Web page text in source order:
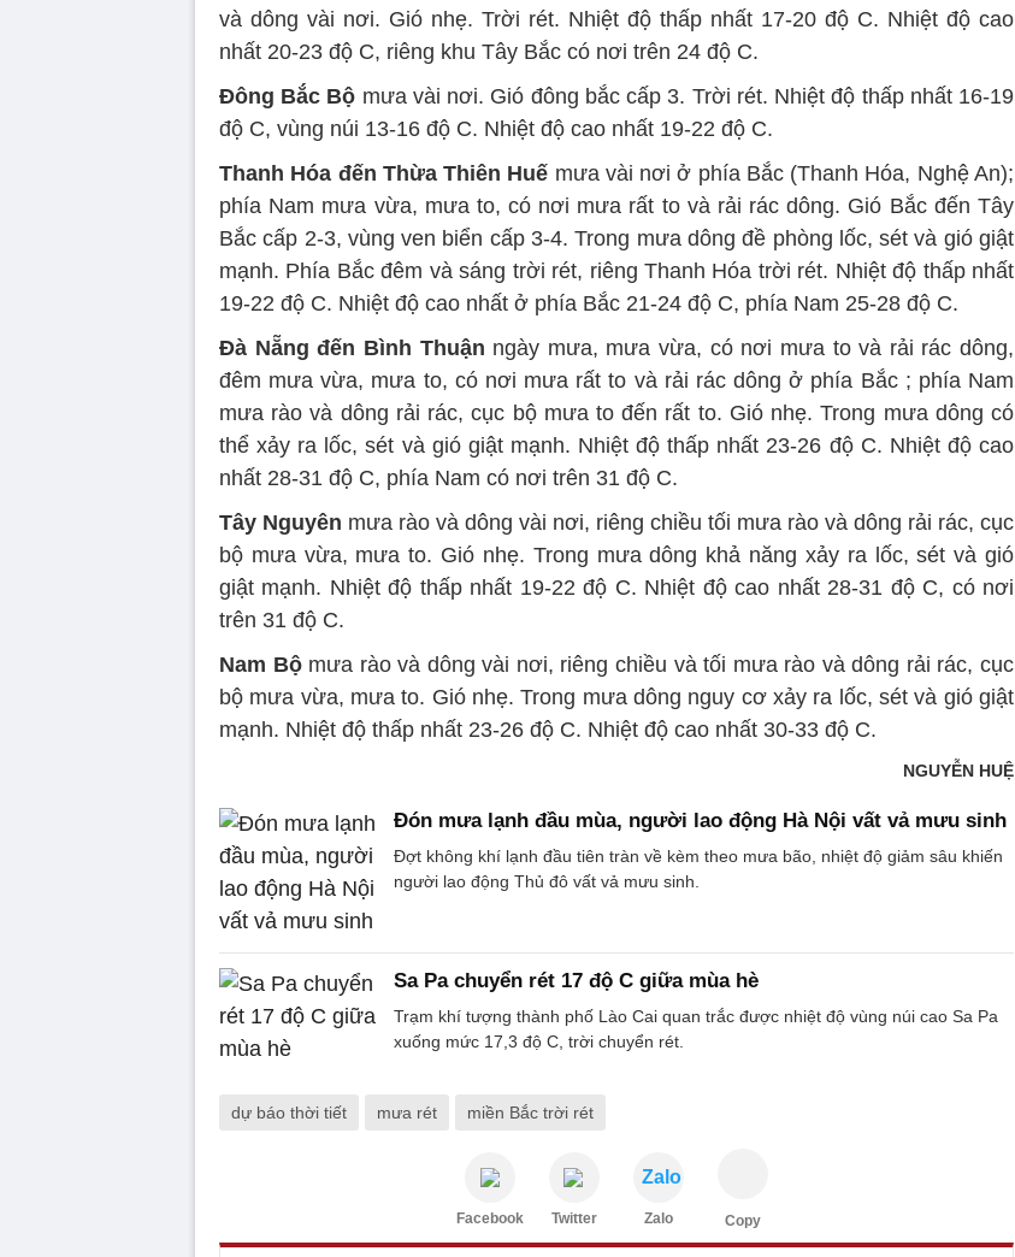
và dông vài nơi. Gió nhẹ. Trời rét. Nhiệt độ thấp nhất 17-20 độ C. Nhiệt độ cao
nhất 20-23 độ C, riêng khu Tây Bắc có nơi trên 24 độ C.
Đông Bắc Bộ mưa vài nơi. Gió đông bắc cấp 3. Trời rét. Nhiệt độ thấp nhất 16-19
độ C, vùng núi 13-16 độ C. Nhiệt độ cao nhất 19-22 độ C.
Thanh Hóa đến Thừa Thiên Huế mưa vài nơi ở phía Bắc (Thanh Hóa, Nghệ An);
phía Nam mưa vừa, mưa to, có nơi mưa rất to và rải rác dông. Gió Bắc đến Tây
Bắc cấp 2-3, vùng ven biển cấp 3-4. Trong mưa dông đề phòng lốc, sét và gió giật
mạnh. Phía Bắc đêm và sáng trời rét, riêng Thanh Hóa trời rét. Nhiệt độ thấp nhất
19-22 độ C. Nhiệt độ cao nhất ở phía Bắc 21-24 độ C, phía Nam 25-28 độ C.
Đà Nẵng đến Bình Thuận ngày mưa, mưa vừa, có nơi mưa to và rải rác dông,
đêm mưa vừa, mưa to, có nơi mưa rất to và rải rác dông ở phía Bắc ; phía Nam
mưa rào và dông rải rác, cục bộ mưa to đến rất to. Gió nhẹ. Trong mưa dông có
thể xảy ra lốc, sét và gió giật mạnh. Nhiệt độ thấp nhất 23-26 độ C. Nhiệt độ cao
nhất 28-31 độ C, phía Nam có nơi trên 31 độ C.
Tây Nguyên mưa rào và dông vài nơi, riêng chiều tối mưa rào và dông rải rác, cục
bộ mưa vừa, mưa to. Gió nhẹ. Trong mưa dông khả năng xảy ra lốc, sét và gió
giật mạnh. Nhiệt độ thấp nhất 19-22 độ C. Nhiệt độ cao nhất 28-31 độ C, có nơi
trên 31 độ C.
Nam Bộmưa rào và dông vài nơi, riêng chiều và tối mưa rào và dông rải rác, cục
bộ mưa vừa, mưa to. Gió nhẹ. Trong mưa dông nguy cơ xảy ra lốc, sét và gió giật
mạnh. Nhiệt độ thấp nhất 23-26 độ C. Nhiệt độ cao nhất 30-33 độ C.
NGUYỄN HUỆ
Đón mưa lạnh đầu mùa, người lao động Hà Nội vất vả mưu sinh
Đợt không khí lạnh đầu tiên tràn về kèm theo mưa bão, nhiệt độ giảm sâu khiến
người lao động Thủ đô vất vả mưu sinh.
Sa Pa chuyển rét 17 độ C giữa mùa hè
Trạm khí tượng thành phố Lào Cai quan trắc được nhiệt độ vùng núi cao Sa Pa
xuống mức 17,3 độ C, trời chuyển rét.
dự báo thời tiết mưa rét miền Bắc trời rét
Facebook Twitter
Zalo
Zalo Copy